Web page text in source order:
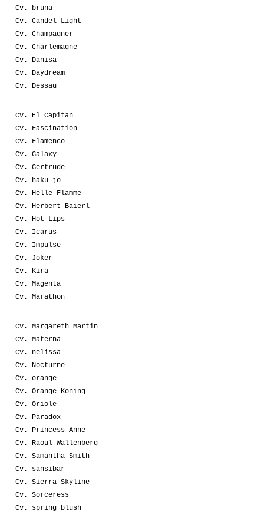
Cv. bruna
Cv. Candel Light
Cv. Champagner
Cv. Charlemagne
Cv. Danisa
Cv. Daydream
Cv. Dessau
Cv. El Capitan
Cv. Fascination
Cv. Flamenco
Cv. Galaxy
Cv. Gertrude
Cv. haku-jo
Cv. Helle Flamme
Cv. Herbert Baierl
Cv. Hot Lips
Cv. Icarus
Cv. Impulse
Cv. Joker
Cv. Kira
Cv. Magenta
Cv. Marathon
Cv. Margareth Martin
Cv. Materna
Cv. nelissa
Cv. Nocturne
Cv. orange
Cv. Orange Koning
Cv. Oriole
Cv. Paradox
Cv. Princess Anne
Cv. Raoul Wallenberg
Cv. Samantha Smith
Cv. sansibar
Cv. Sierra Skyline
Cv. Sorceress
Cv. spring blush